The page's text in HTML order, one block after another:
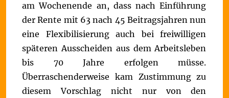
am Wochenende an, dass nach Einführung
der Rente mit 63 nach 45 Beitragsjahren nun
eine Flexibilisierung auch bei freiwilligen
späteren Ausscheiden aus dem Arbeitsleben
bis 70 Jahre erfolgen müsse.
Überraschenderweise kam Zustimmung zu
diesem Vorschlag nicht nur von den